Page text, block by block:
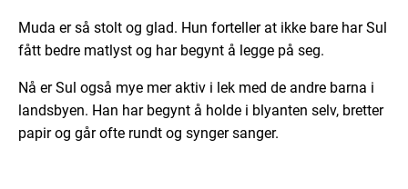
Muda er så stolt og glad. Hun forteller at ikke bare har Sul
fått bedre matlyst og har begynt å legge på seg.
Nå er Sul også mye mer aktiv i lek med de andre barna i
landsbyen. Han har begynt å holde i blyanten selv, bretter
papir og går ofte rundt og synger sanger.